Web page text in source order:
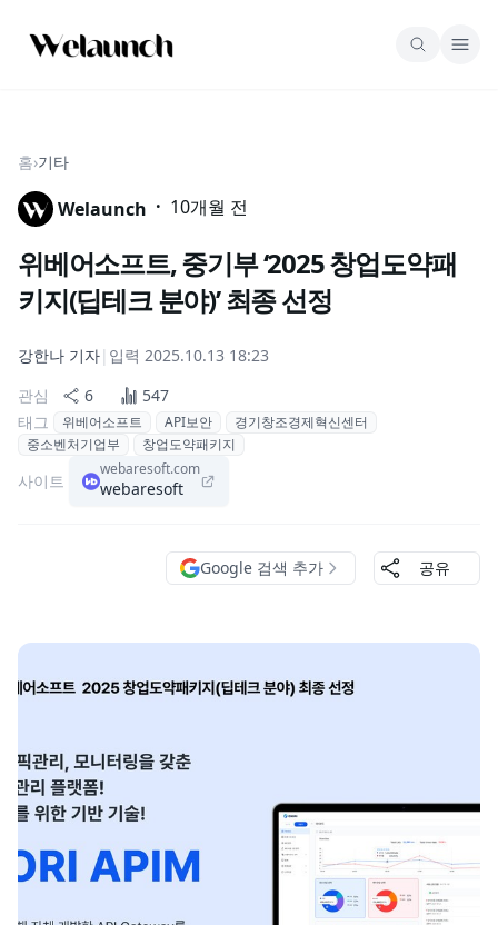
홈›기타
Welaunch · 10개월 전
위베어소프트, 중기부 ‘2025 창업도약패
키지(딥테크 분야)’ 최종 선정
강한나 기자| 입력 2025.10.13 18:23
관심
6
547
태그
위베어소프트 API보안
경기창조경제혁신센터
중소벤처기업부
창업도약패키지
사이트
webaresoft.com
webaresoft
Google 검색 추가 공유